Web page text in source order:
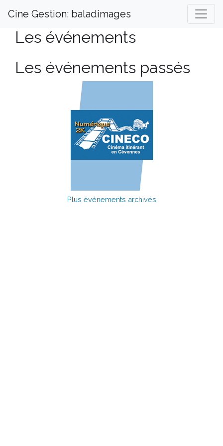
Cine Gestion: baladimages
Les événements
Les événements passés
Plus événements archivés